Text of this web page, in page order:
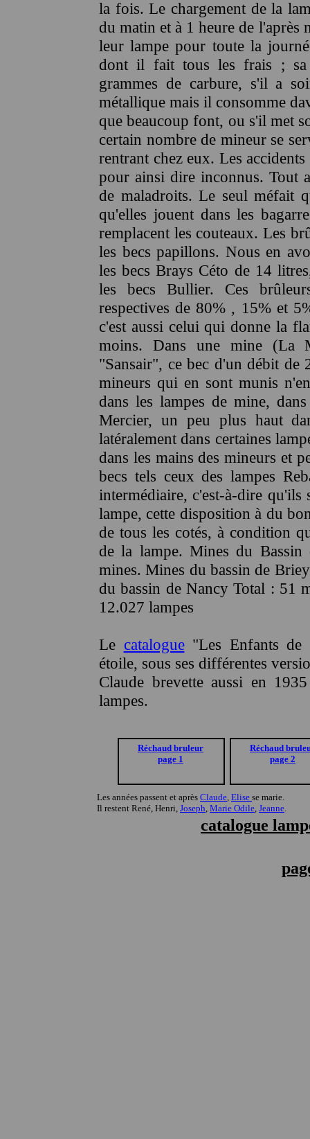
la fois. Le chargement de la
du matin et à 1 heure de l'après
leur lampe pour toute la
dont il fait tous les frais ; sa
grammes de carbure, s'il a
métallique mais il consomme
que beaucoup font, ou s'il met
certain nombre de mineur se
rentrant chez eux. Les
pour ainsi dire inconnus. Tout
de maladroits. Le seul méfait
qu'elles jouent dans les
remplacent les couteaux. Les
les becs papillons. Nous en
les becs Brays Céto de 14
les becs Bullier. Ces
respectives de 80% , 15% et
c'est aussi celui qui donne la
moins. Dans une mine (La
"Sansair", ce bec d'un débit de
mineurs qui en sont munis
dans les lampes de mine,
Mercier, un peu plus haut
latéralement dans certaines
dans les mains des mineurs et
becs tels ceux des lampes
intermédiaire, c'est-à-dire
lampe, cette disposition à du
de tous les cotés, à condition
de la lampe. Mines du
mines. Mines du bassin de
du bassin de Nancy Total : 51
12.027 lampes
Le catalogue"Les Enfants de
étoile, sous ses différentes
Claude brevette aussi en
lampes.
Réchaud bruleur
page 1
Réchaud
page 2
Les années passent et après Claude, Elise se marie.
Il restent René, Henri, Joseph, Marie Odile, Jeanne.
catalogue